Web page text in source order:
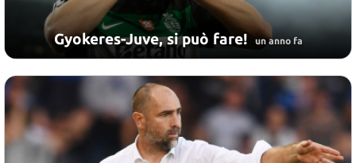
Gyokeres-Juve, si può fare! un anno fa